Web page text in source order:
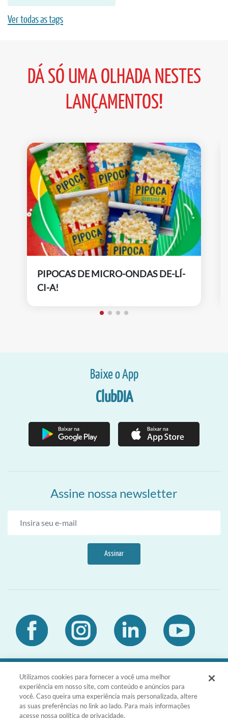
Ver todas as tags
DÁ SÓ UMA OLHADA NESTES
LANÇAMENTOS!
PIPOCAS DE MICRO-ONDAS DE-LÍ-
CI-A!
Baixe o App
ClubDIA
Assine nossa newsletter
Assinar
DIA Brasil Sociedade LTDA | CNPJ
03.476.811/0001-51 | Rua da Consolação,
1601 - Consolação - São Paulo - SP -
CEP 01301-100
Utilizamos cookies para fornecer a você uma melhor
experiência em nosso site, com conteúdo e anúncios para
você. Caso queira uma experiência mais personalizada, altere
as suas preferências no link ao lado. Para mais informações
acesse nossa política de privacidade.